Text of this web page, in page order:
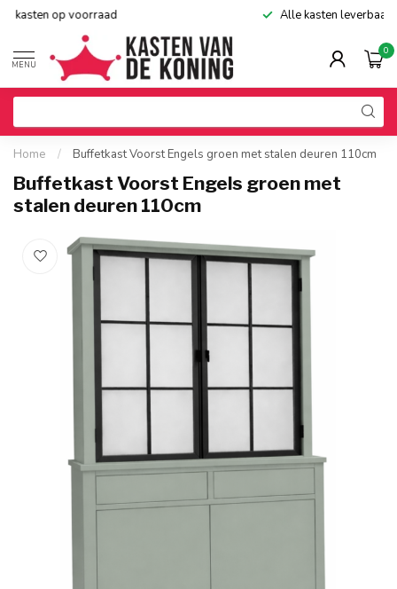
Alle kasten leverbaar in 135 RAL-kleuren
MENU
0
Home / Buffetkast Voorst Engels groen met stalen deuren 110cm
Buffetkast Voorst Engels groen met
stalen deuren 110cm